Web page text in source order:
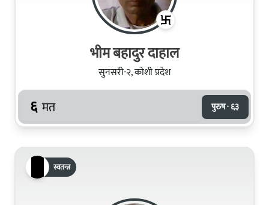
भीम बहादुर दाहाल
सुनसरी-२, कोशी प्रदेश
६ मत पुरुष · ६३
स्वतन्त्र